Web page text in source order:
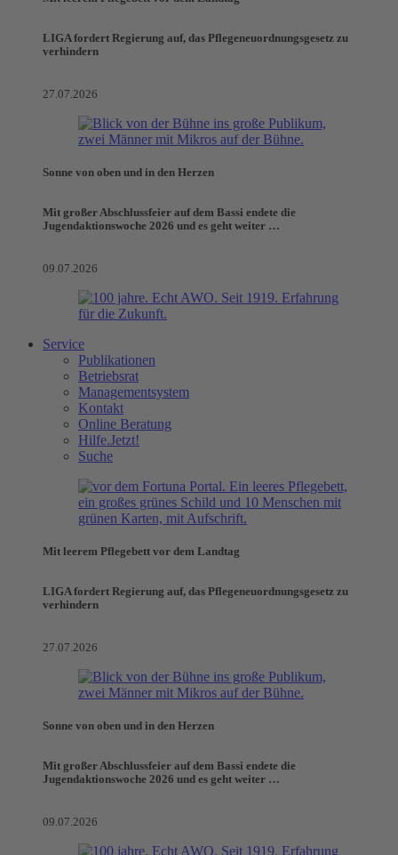
LIGA fordert Regierung auf, das Pflegeneuordnungsgesetz zu
verhindern
27.07.2026
Sonne von oben und in den Herzen
Mit großer Abschlussfeier auf dem Bassi endete die
Jugendaktionswoche 2026 und es geht weiter …
09.07.2026
Service
Publikationen
Betriebsrat
Managementsystem
Kontakt
Online Beratung
Hilfe.Jetzt!
Suche
Mit leerem Pflegebett vor dem Landtag
LIGA fordert Regierung auf, das Pflegeneuordnungsgesetz zu
verhindern
27.07.2026
Sonne von oben und in den Herzen
Mit großer Abschlussfeier auf dem Bassi endete die
Jugendaktionswoche 2026 und es geht weiter …
09.07.2026